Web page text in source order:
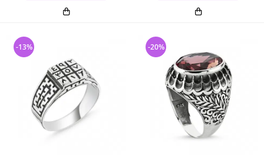
-13% -20%